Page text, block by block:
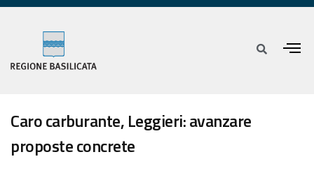
Caro carburante, Leggieri: avanzare
proposte concrete